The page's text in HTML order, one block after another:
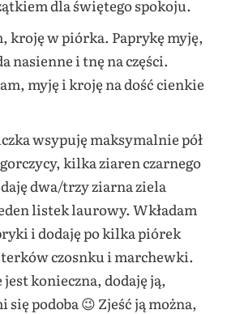
dla świętego spokoju.
kroję w piórka. Paprykę myję,
nasienne i tnę na części.
myję i kroję na dość cienkie
wsypuję maksymalnie pół
kilka ziaren czarnego
dwa/trzy ziarna ziela
listek laurowy. Wkładam
i dodaję po kilka piórek
czosnku i marchewki.
konieczna, dodaję ją,
się podoba 😉 Zjeść ją można,